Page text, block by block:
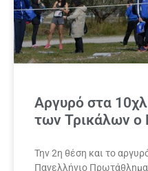
Αργυρό στα
των Τρικάλων ο
Την 2η θέση και το
Πανελλήνιο